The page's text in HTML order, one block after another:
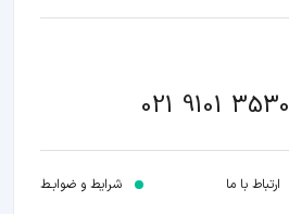
021 9101 3530
ارتباط با ما شرایط و ضوابـط